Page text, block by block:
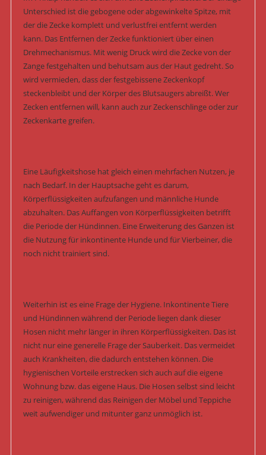
Unterschied ist die gebogene oder abgewinkelte Spitze, mit
der die Zecke komplett und verlustfrei entfernt werden
kann. Das Entfernen der Zecke funktioniert über einen
Drehmechanismus. Mit wenig Druck wird die Zecke von der
Zange festgehalten und behutsam aus der Haut gedreht. So
wird vermieden, dass der festgebissene Zeckenkopf
steckenbleibt und der Körper des Blutsaugers abreißt. Wer
Zecken entfernen will, kann auch zur Zeckenschlinge oder zur
Zeckenkarte greifen.
Eine Läufigkeitshose hat gleich einen mehrfachen Nutzen, je
nach Bedarf. In der Hauptsache geht es darum,
Körperflüssigkeiten aufzufangen und männliche Hunde
abzuhalten. Das Auffangen von Körperflüssigkeiten betrifft
die Periode der Hündinnen. Eine Erweiterung des Ganzen ist
die Nutzung für inkontinente Hunde und für Vierbeiner, die
noch nicht trainiert sind.
Weiterhin ist es eine Frage der Hygiene. Inkontinente Tiere
und Hündinnen während der Periode liegen dank dieser
Hosen nicht mehr länger in ihren Körperflüssigkeiten. Das ist
nicht nur eine generelle Frage der Sauberkeit. Das vermeidet
auch Krankheiten, die dadurch entstehen können. Die
hygienischen Vorteile erstrecken sich auch auf die eigene
Wohnung bzw. das eigene Haus. Die Hosen selbst sind leicht
zu reinigen, während das Reinigen der Möbel und Teppiche
weit aufwendiger und mitunter ganz unmöglich ist.